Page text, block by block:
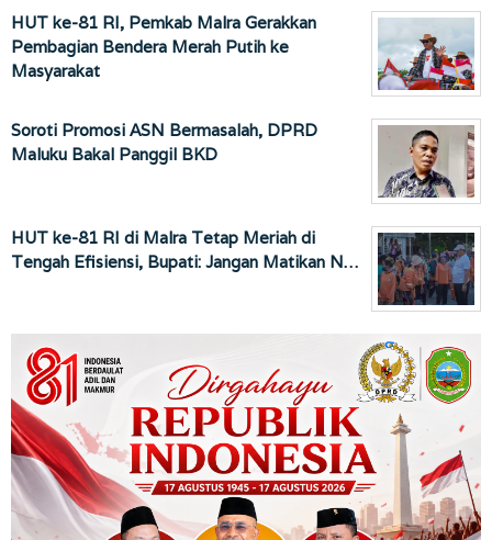
HUT ke-81 RI, Pemkab Malra Gerakkan
Pembagian Bendera Merah Putih ke
Masyarakat
Soroti Promosi ASN Bermasalah, DPRD
Maluku Bakal Panggil BKD
HUT ke-81 RI di Malra Tetap Meriah di
Tengah Efisiensi, Bupati: Jangan Matikan N…